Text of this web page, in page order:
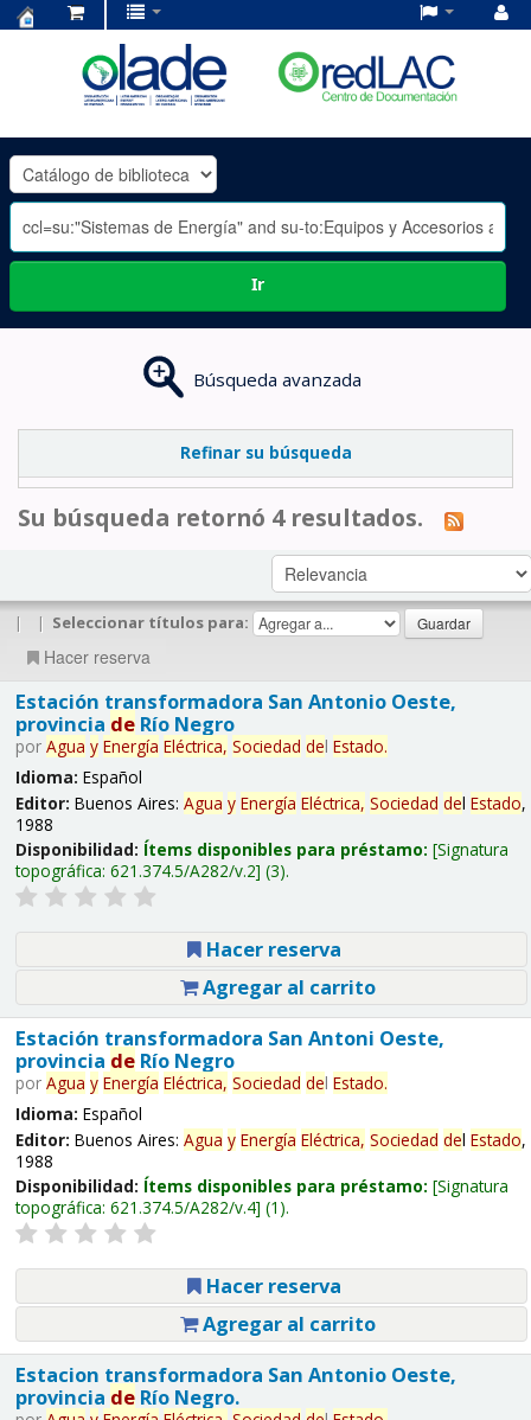
OLADE
-
Ir
Búsqueda avanzada
Refinar su búsqueda
Su búsqueda retornó 4 resultados.
| | Seleccionar títulos para:
Hacer reserva
Estación transformadora San Antonio Oeste,
provincia deRío Negro
por Agua y Energía Eléctrica, Sociedad del Estado.
Idioma: Español
Editor: Buenos Aires: Agua y Energía Eléctrica, Sociedad del Estado,
1988
Disponibilidad: Ítems disponibles para préstamo: Signatura
topográfica: 621.374.5/A282/v.2 (3).
Hacer reserva
Agregar al carrito
Estación transformadora San Antoni Oeste,
provincia deRío Negro
por Agua y Energía Eléctrica, Sociedad del Estado.
Idioma: Español
Editor: Buenos Aires: Agua y Energía Eléctrica, Sociedad del Estado,
1988
Disponibilidad: Ítems disponibles para préstamo: Signatura
topográfica: 621.374.5/A282/v.4 (1).
Hacer reserva
Agregar al carrito
Estacion transformadora San Antonio Oeste,
provincia deRío Negro.